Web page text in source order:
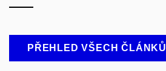
PŘEHLED VŠECH ČLÁNKŮ